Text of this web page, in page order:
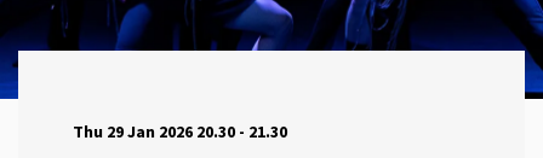
Thu 29 Jan 2026 20.30 - 21.30